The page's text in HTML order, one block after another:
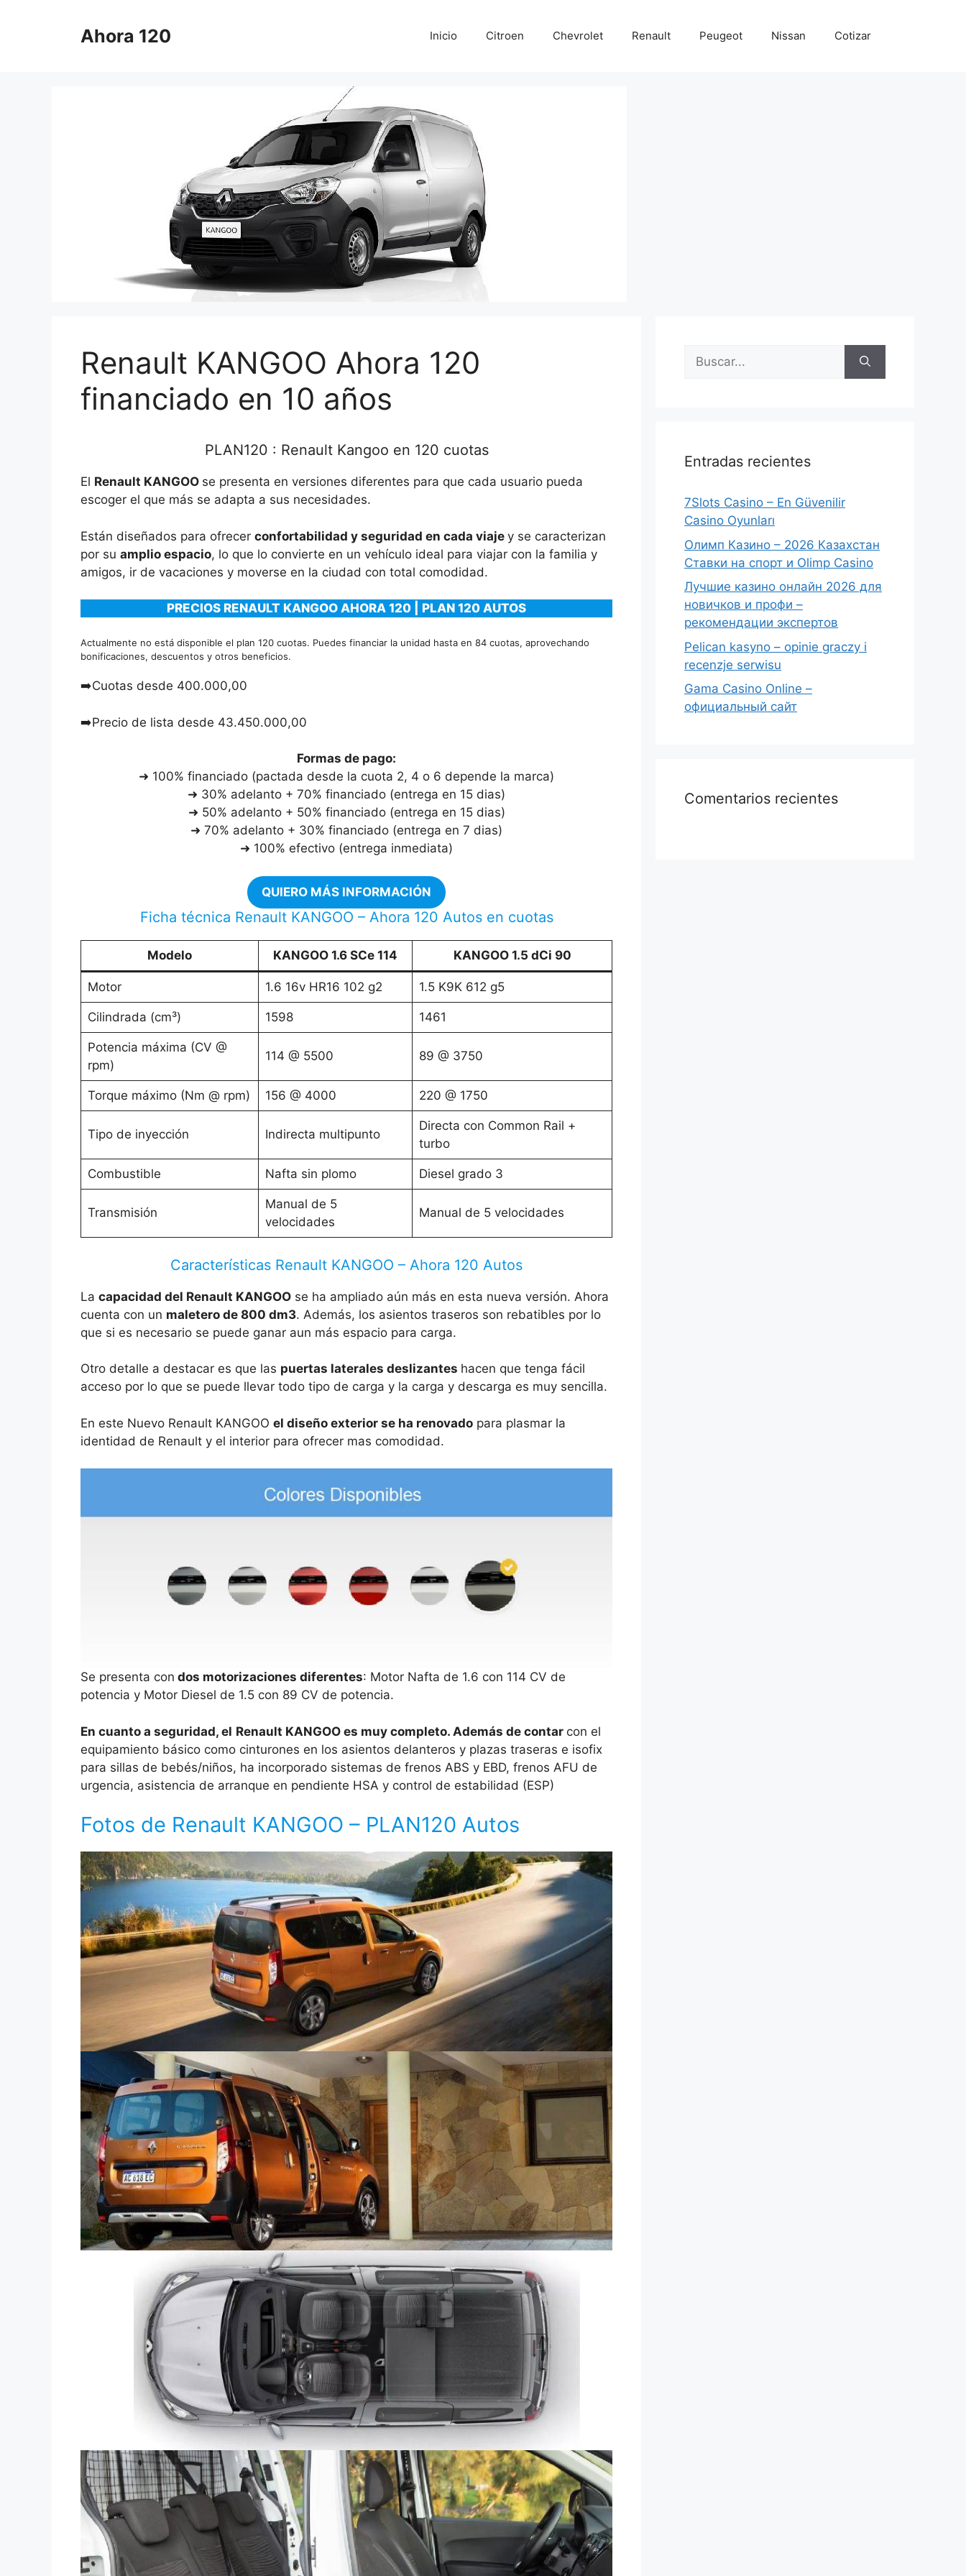
Ahora 120 Inicio Citroen Chevrolet Renault Peugeot Nissan Cotizar
Renault KANGOO Ahora 120
financiado en 10 años
PLAN120 : Renault Kangoo en 120 cuotas
El Renault KANGOO se presenta en versiones diferentes para que cada usuario pueda
escoger el que más se adapta a sus necesidades.
Están diseñados para ofrecer confortabilidad y seguridad en cada viaje y se caracterizan
por su amplio espacio, lo que lo convierte en un vehículo ideal para viajar con la familia y
amigos, ir de vacaciones y moverse en la ciudad con total comodidad.
PRECIOS RENAULT KANGOO AHORA 120 | PLAN 120 AUTOS
Actualmente no está disponible el plan 120 cuotas. Puedes financiar la unidad hasta en 84 cuotas, aprovechando
bonificaciones, descuentos y otros beneficios.
➡️Cuotas desde 400.000,00
➡️Precio de lista desde 43.450.000,00
Formas de pago:
➜ 100% financiado (pactada desde la cuota 2, 4 o 6 depende la marca)
➜ 30% adelanto + 70% financiado (entrega en 15 dias)
➜ 50% adelanto + 50% financiado (entrega en 15 dias)
➜ 70% adelanto + 30% financiado (entrega en 7 dias)
➜ 100% efectivo (entrega inmediata)
QUIERO MÁS INFORMACIÓN
Ficha técnica Renault KANGOO – Ahora 120 Autos en cuotas
Modelo KANGOO 1.6 SCe 114 KANGOO 1.5 dCi 90
Motor 1.6 16v HR16 102 g2 1.5 K9K 612 g5
Cilindrada (cm³) 1598 1461
Potencia máxima (CV @
rpm)
114 @ 5500 89 @ 3750
Torque máximo (Nm @ rpm) 156 @ 4000 220 @ 1750
Tipo de inyección Indirecta multipunto
Directa con Common Rail +
turbo
Combustible Nafta sin plomo Diesel grado 3
Transmisión
Manual de 5
velocidades
Manual de 5 velocidades
Características Renault KANGOO – Ahora 120 Autos
La capacidad del Renault KANGOO se ha ampliado aún más en esta nueva versión. Ahora
cuenta con un maletero de 800 dm3. Además, los asientos traseros son rebatibles por lo
que si es necesario se puede ganar aun más espacio para carga.
Otro detalle a destacar es que las puertas laterales deslizantes hacen que tenga fácil
acceso por lo que se puede llevar todo tipo de carga y la carga y descarga es muy sencilla.
En este Nuevo Renault KANGOO el diseño exterior se ha renovado para plasmar la
identidad de Renault y el interior para ofrecer mas comodidad.
Se presenta con dos motorizaciones diferentes: Motor Nafta de 1.6 con 114 CV de
potencia y Motor Diesel de 1.5 con 89 CV de potencia.
En cuanto a seguridad, el Renault KANGOO es muy completo. Además de contar con el
equipamiento básico como cinturones en los asientos delanteros y plazas traseras e isofix
para sillas de bebés/niños, ha incorporado sistemas de frenos ABS y EBD, frenos AFU de
urgencia, asistencia de arranque en pendiente HSA y control de estabilidad (ESP)
Fotos de Renault KANGOO – PLAN120 Autos
Buscar:
Entradas recientes
7Slots Casino – En Güvenilir
Casino Oyunları
Олимп Казино – 2026 Казахстан
Ставки на спорт и Olimp Casino
Лучшие казино онлайн 2026 для
новичков и профи –
рекомендации экспертов
Pelican kasyno – opinie graczy i
recenzje serwisu
Gama Casino Online –
официальный сайт
Comentarios recientes